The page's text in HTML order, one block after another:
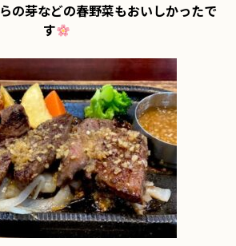
の芽などの春野菜もおいしかったで
す